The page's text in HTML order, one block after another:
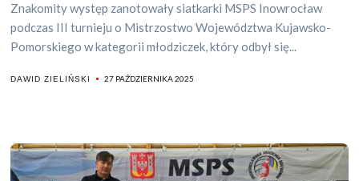
Znakomity występ zanotowały siatkarki MSPS Inowrocław
podczas III turnieju o Mistrzostwo Województwa Kujawsko-
Pomorskiego w kategorii młodziczek, który odbył się...
DAWID ZIELIŃSKI 27 PAŹDZIERNIKA 2025